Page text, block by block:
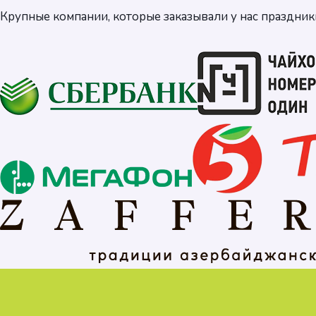
Крупные компании, которые заказывали у нас